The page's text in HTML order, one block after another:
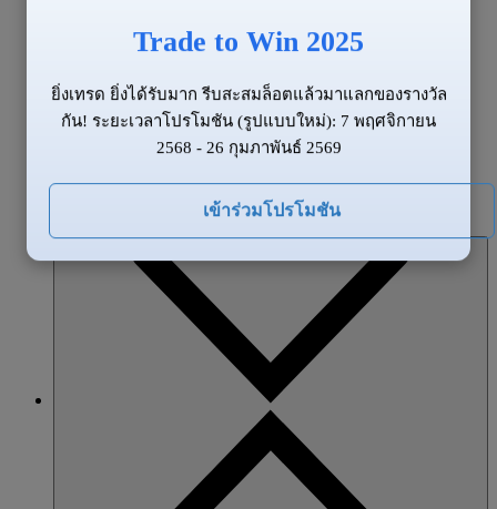
ข้อมูลของตลาด
ข่าวสาร
Trade to Win 2025
ยิ่งเทรด ยิ่งได้รับมาก รีบสะสมล็อตแล้วมาแลกของรางวัล
กัน! ระยะเวลาโปรโมชัน (รูปแบบใหม่): 7 พฤศจิกายน
2568 - 26 กุมภาพันธ์ 2569
เข้าร่วมโปรโมชัน